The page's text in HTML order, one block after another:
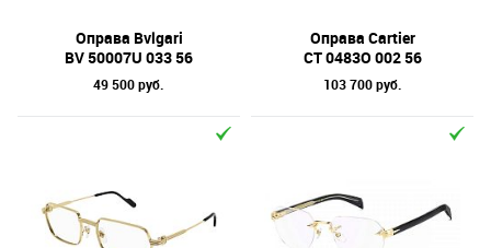
Оправа Bvlgari
BV 50007U 033 56
49 500 руб.
Оправа Cartier
CT 0483O 002 56
103 700 руб.